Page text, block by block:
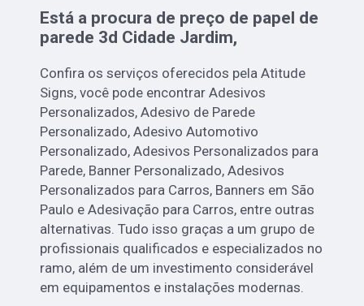
Está a procura de preço de papel de
parede 3d Cidade Jardim,
Confira os serviços oferecidos pela Atitude
Signs, você pode encontrar Adesivos
Personalizados, Adesivo de Parede
Personalizado, Adesivo Automotivo
Personalizado, Adesivos Personalizados para
Parede, Banner Personalizado, Adesivos
Personalizados para Carros, Banners em São
Paulo e Adesivação para Carros, entre outras
alternativas. Tudo isso graças a um grupo de
profissionais qualificados e especializados no
ramo, além de um investimento considerável
em equipamentos e instalações modernas.